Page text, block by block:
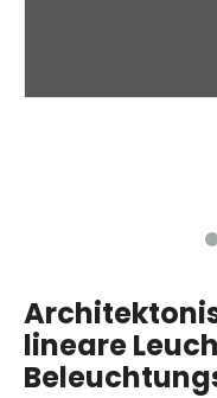
lineare